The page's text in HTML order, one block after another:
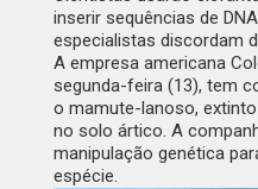
inserir sequências de
especialistas discordam
A empresa americana
segunda-feira (13), tem
o mamute-lanoso,
no solo ártico. A
manipulação genética
espécie.